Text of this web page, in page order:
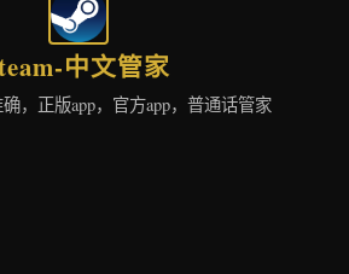
中文管家
，正版app，官方app，普通话管家